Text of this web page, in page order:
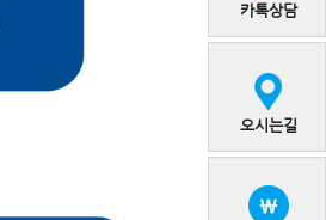
카톡상담
오시는길